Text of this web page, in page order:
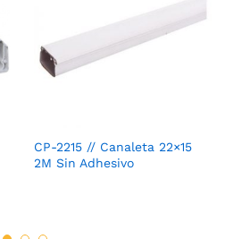
CP-2215 // Canaleta 22×15
2M Sin Adhesivo